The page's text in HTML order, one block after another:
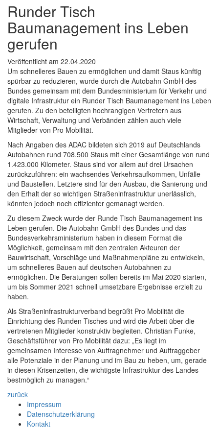
Runder Tisch
Baumanagement ins Leben
gerufen
Veröffentlicht am 22.04.2020
Um schnelleres Bauen zu ermöglichen und damit Staus künftig
spürbar zu reduzieren, wurde durch die Autobahn GmbH des
Bundes gemeinsam mit dem Bundesministerium für Verkehr und
digitale Infrastruktur ein Runder Tisch Baumanagement ins Leben
gerufen. Zu den beteiligten hochrangigen Vertretern aus
Wirtschaft, Verwaltung und Verbänden zählen auch viele
Mitglieder von Pro Mobilität.
Nach Angaben des ADAC bildeten sich 2019 auf Deutschlands
Autobahnen rund 708.500 Staus mit einer Gesamtlänge von rund
1.423.000 Kilometer. Staus sind vor allem auf drei Ursachen
zurückzuführen: ein wachsendes Verkehrsaufkommen, Unfälle
und Baustellen. Letztere sind für den Ausbau, die Sanierung und
den Erhalt der so wichtigen Straßeninfrastruktur unerlässlich,
könnten jedoch noch effizienter gemanagt werden.
Zu diesem Zweck wurde der Runde Tisch Baumanagement ins
Leben gerufen. Die Autobahn GmbH des Bundes und das
Bundesverkehrsministerium haben in diesem Format die
Möglichkeit, gemeinsam mit den zentralen Akteuren der
Bauwirtschaft, Vorschläge und Maßnahmenpläne zu entwickeln,
um schnelleres Bauen auf deutschen Autobahnen zu
ermöglichen. Die Beratungen sollen bereits im Mai 2020 starten,
um bis Sommer 2021 schnell umsetzbare Ergebnisse erzielt zu
haben.
Als Straßeninfrastrukturverband begrüßt Pro Mobilität die
Einrichtung des Runden Tisches und wird die Arbeit über die
vertretenen Mitglieder konstruktiv begleiten. Christian Funke,
Geschäftsführer von Pro Mobilität dazu: „Es liegt im
gemeinsamen Interesse von Auftragnehmer und Auftraggeber
alle Potenziale in der Planung und im Bau zu heben, um, gerade
in diesen Krisenzeiten, die wichtigste Infrastruktur des Landes
bestmöglich zu managen.“
zurück
Impressum
Datenschutzerklärung
Kontakt